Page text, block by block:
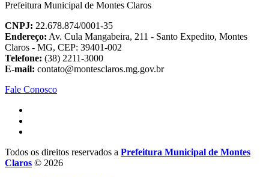
Prefeitura Municipal de Montes Claros
CNPJ: 22.678.874/0001-35
Endereço: Av. Cula Mangabeira, 211 - Santo Expedito, Montes
Claros - MG, CEP: 39401-002
Telefone: (38) 2211-3000
E-mail: contato@montesclaros.mg.gov.br
Fale Conosco
Todos os direitos reservados a Prefeitura Municipal de Montes
Claros © 2026